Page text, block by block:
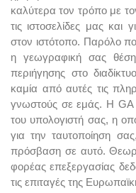
καλύτερα τον τρόπο με
τις ιστοσελίδες μας
στον ιστότοπο. Παρόλο
η γεωγραφική σας
περιήγησης στο
καμία από αυτές τις
γνωστούς σε εμάς. Η GA
του υπολογιστή σας, η
για την ταυτοποίηση
πρόσβαση σε αυτό.
φορέας επεξεργασίας
τις επιταγές της